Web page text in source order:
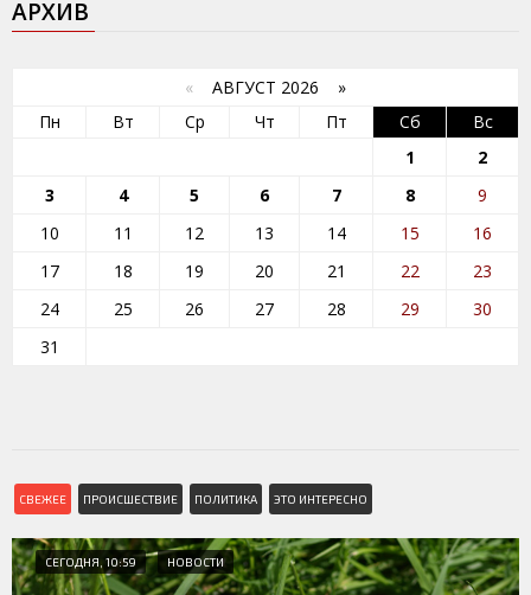
АРХИВ
« АВГУСТ 2026 »
Пн
Вт Ср Чт Пт Сб
Вс
1
2
3
4 5 6 7 8
9
10
11 12 13 14 15
16
17
18 19 20 21 22
23
24
25 26 27 28 29
30
31
СВЕЖЕЕ ПРОИСШЕСТВИЕ ПОЛИТИКА ЭТО ИНТЕРЕСНО
СЕГОДНЯ, 10:59 НОВОСТИ